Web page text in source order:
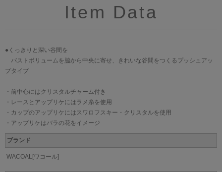
Item Data
●くっきりと深い谷間を
バストボリュームを脇から中央に寄せ、きれいな谷間をつくるプッシュアッ
プタイプ
・前中心にはクリスタルチャーム付き
・レースとアップリケにはラメ糸を使用
・カップのアップリケにはスワロフスキー・クリスタルを使用
・アップリケはバラの花をイメージ
ブランド
WACOAL[ワコール]